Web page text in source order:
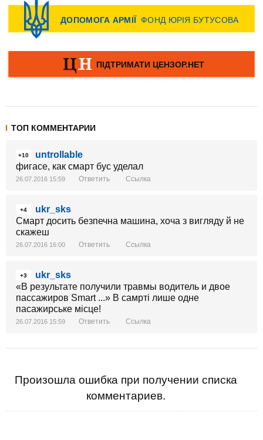
ТОП КОММЕНТАРИИ
+10
untrollable
фигасе, как смарт бус уделал
26.07.2016 15:59 Ответить Ссылка
+4
ukr_sks
Смарт досить безпечна машина, хоча з вигляду й не
скажеш
26.07.2016 16:00 Ответить Ссылка
+3
ukr_sks
«В результате получили травмы водитель и двое
пассажиров Smart ...» В самрті лише одне
пасажирське місце!
26.07.2016 15:59 Ответить Ссылка
Произошла ошибка при получении списка
комментариев.